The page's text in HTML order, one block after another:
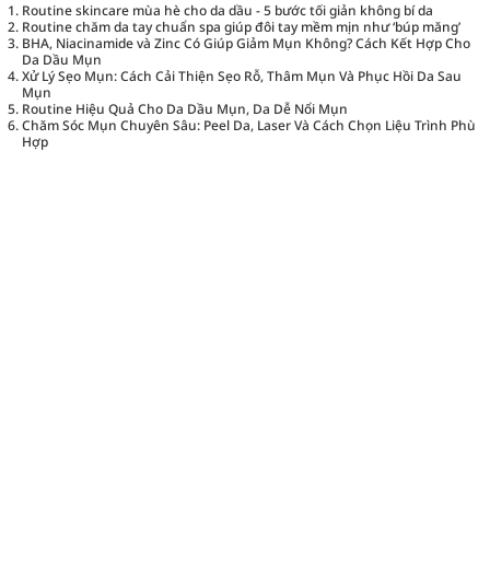
Routine skincare mùa hè cho da dầu - 5 bước tối giản không bí da
Routine chăm da tay chuẩn spa giúp đôi tay mềm mịn như ‘búp măng’
BHA, Niacinamide và Zinc Có Giúp Giảm Mụn Không? Cách Kết Hợp Cho
Da Dầu Mụn
Xử Lý Sẹo Mụn: Cách Cải Thiện Sẹo Rỗ, Thâm Mụn Và Phục Hồi Da Sau
Mụn
Routine Hiệu Quả Cho Da Dầu Mụn, Da Dễ Nổi Mụn
Chăm Sóc Mụn Chuyên Sâu: Peel Da, Laser Và Cách Chọn Liệu Trình Phù
Hợp